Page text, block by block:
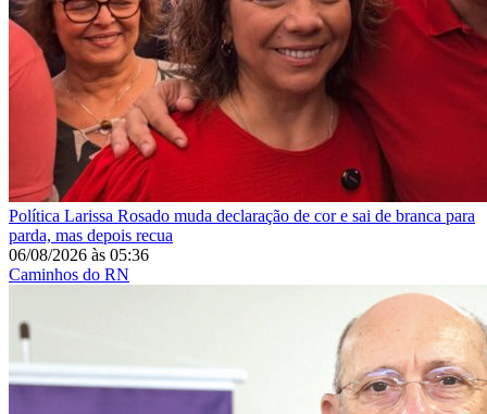
Política Larissa Rosado muda declaração de cor e sai de branca para
parda, mas depois recua
06/08/2026 às 05:36
Caminhos do RN